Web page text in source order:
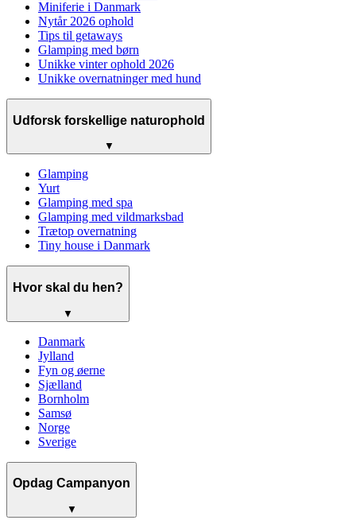
Miniferie i Danmark
Nytår 2026 ophold
Tips til getaways
Glamping med børn
Unikke vinter ophold 2026
Unikke overnatninger med hund
Udforsk forskellige naturophold
▼
Glamping
Yurt
Glamping med spa
Glamping med vildmarksbad
Trætop overnatning
Tiny house i Danmark
Hvor skal du hen?
▼
Danmark
Jylland
Fyn og øerne
Sjælland
Bornholm
Samsø
Norge
Sverige
Opdag Campanyon
▼